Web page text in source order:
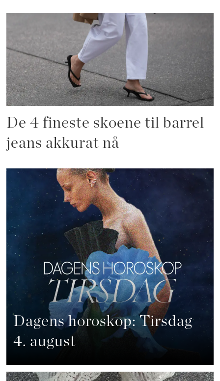
De 4 fineste skoene til barrel
jeans akkurat nå
Dagens horoskop: Tirsdag
4. august